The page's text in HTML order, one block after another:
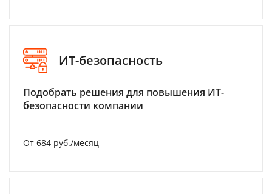
ИТ-безопасность
Подобрать решения для повышения ИТ-
безопасности компании
От 684 руб./месяц